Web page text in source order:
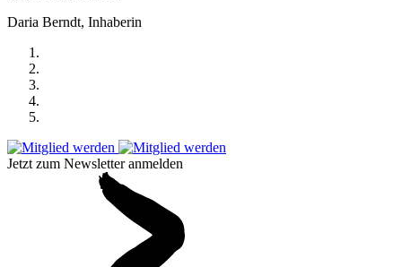
Daria Berndt, Inhaberin
Jetzt zum Newsletter anmelden